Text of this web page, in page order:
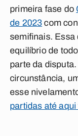
primeira fase do
de 2023 com
semifinais. Essa
equilíbrio de
parte da
circunstância,
esse
partidas até